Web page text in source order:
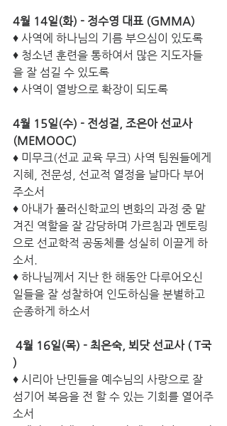
4월 14일(화) - 정수영 대표 (GMMA)
♦ 사역에 하나님의 기름 부으심이 있도록
♦ 청소년 훈련을 통하여서 많은 지도자들
을 잘 섬길 수 있도록
♦ 사역이 열방으로 확장이 되도록
4월 15일(수) - 전성걸, 조은아 선교사
(MEMOOC)
♦ 미무크(선교 교육 무크) 사역 팀원들에게
지혜, 전문성, 선교적 열정을 날마다 부어
주소서
♦ 아내가 풀러신학교의 변화의 과정 중 맡
겨진 역할을 잘 감당하며 가르침과 멘토링
으로 선교학적 공동체를 성실히 이끌게 하
소서.
♦ 하나님께서 지난 한 해동안 다루어오신
일들을 잘 성찰하여 인도하심을 분별하고
순종하게 하소서
)
♦ 시리아 난민들을 예수님의 사랑으로 잘
섬기어 복음을 전 할 수 있는 기회를 열어주
소서